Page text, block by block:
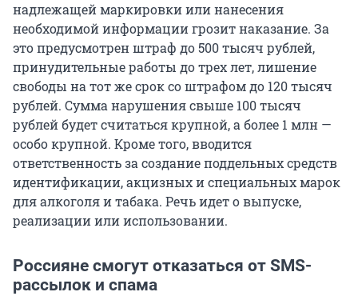
надлежащей маркировки или нанесения
необходимой информации грозит наказание. За
это предусмотрен штраф до 500 тысяч рублей,
принудительные работы до трех лет, лишение
свободы на тот же срок со штрафом до 120 тысяч
рублей. Сумма нарушения свыше 100 тысяч
рублей будет считаться крупной, а более 1 млн —
особо крупной. Кроме того, вводится
ответственность за создание поддельных средств
идентификации, акцизных и специальных марок
для алкоголя и табака. Речь идет о выпуске,
реализации или использовании.
Россияне смогут отказаться от SMS-
рассылок и спама